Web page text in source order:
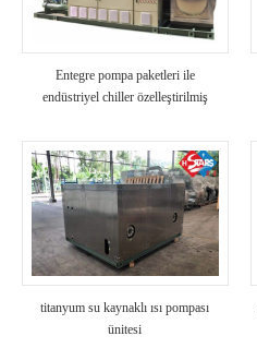
Entegre pompa paketleri ile
endüstriyel chiller özelleştirilmiş
titanyum su kaynaklı ısı pompası
ünitesi